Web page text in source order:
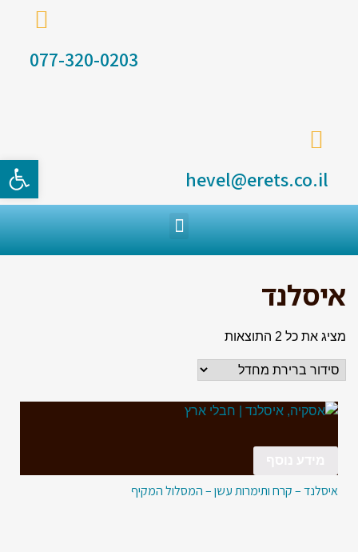
פתח
077-320-0203
hevel@erets.co.il
איסלנד
מציג את כל 2 התוצאות
איסלנד – קרח ותימרות עשן – המסלול המקיף